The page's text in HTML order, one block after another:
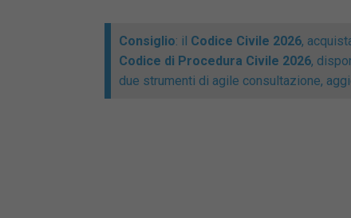
Consiglio: il Codice Civile 2026,
Codice di Procedura Civile 2026,
due strumenti di agile consultazione,